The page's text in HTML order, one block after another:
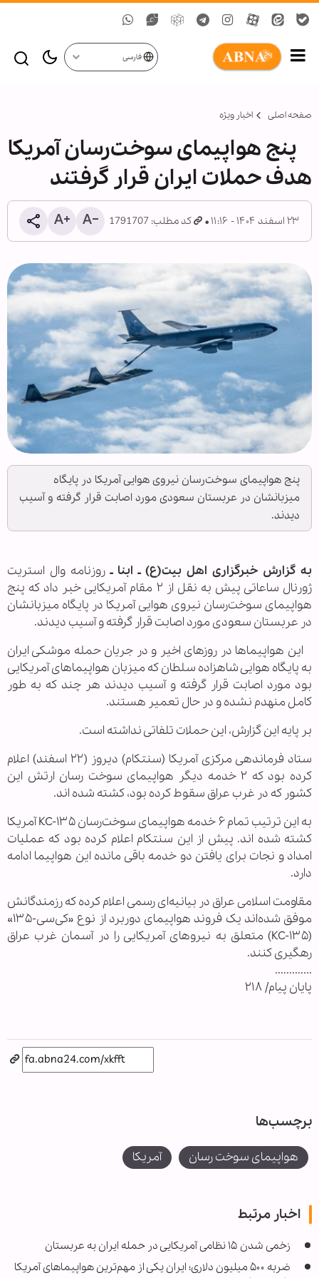
فارسی
صفحه اصلی اخبار ویژه
پنج هواپیمای سوخت‌رسان آمریکا
هدف حملات ایران قرار گرفتند
۲۳ اسفند ۱۴۰۴ - ۱۱:۱۶ کد مطلب: 1791707
پنج هواپیمای سوخت‌رسان نیروی هوایی آمریکا در پایگاه
میزبانشان در عربستان سعودی مورد اصابت قرار گرفته و آسیب
دیدند.
به گزارش خبرگزاری اهل بیت(ع) ـ ابنا ـ روزنامه وال استریت
ژورنال ساعاتی پیش به نقل از ۲ مقام آمریکایی خبر داد که پنج
هواپیمای سوخت‌رسان نیروی هوایی آمریکا در پایگاه میزبانشان
در عربستان سعودی مورد اصابت قرار گرفته و آسیب دیدند.
این هواپیماها در روزهای اخیر و در جریان حمله موشکی ایران
به پایگاه هوایی شاهزاده سلطان که میزبان هواپیماهای آمریکایی
بود مورد اصابت قرار گرفته و آسیب دیدند هر چند که به طور
کامل منهدم نشده‌ و در حال تعمیر هستند.
بر پایه این گزارش، این حملات تلفاتی نداشته است.
ستاد فرماندهی مرکزی آمریکا (سنتکام) دیروز (۲۲ اسفند) اعلام
کرده بود که ۲ خدمه دیگر هواپیمای سوخت رسان ارتش این
کشور که در غرب عراق سقوط کرده بود، کشته شده اند.
به این ترتیب تمام ۶ خدمه هواپیمای سوخت‌رسان KC-۱۳۵ آمریکا
کشته شده اند. پیش از این سنتکام اعلام کرده بود که عملیات
امداد و نجات برای یافتن دو خدمه باقی مانده این هواپیما ادامه
دارد.
مقاومت اسلامی عراق در بیانیه‌ای رسمی اعلام کرده که رزمندگانش
موفق شده‌اند یک فروند هواپیمای دوربرد از نوع «کی‌سی-۱۳۵»
(KC-۱۳۵) متعلق به نیروهای آمریکایی را در آسمان غرب عراق
رهگیری کنند.
.............
پایان پیام/ ۲۱۸
برچسب‌ها
هواپیمای سوخت رسان آمریکا
اخبار مرتبط
زخمی شدن ۱۵ نظامی آمریکایی در حمله ایران به عربستان
ضربه ۵۰۰ میلیون دلاری؛ ایران یکی از مهم‌ترین هواپیماهای آمریکا